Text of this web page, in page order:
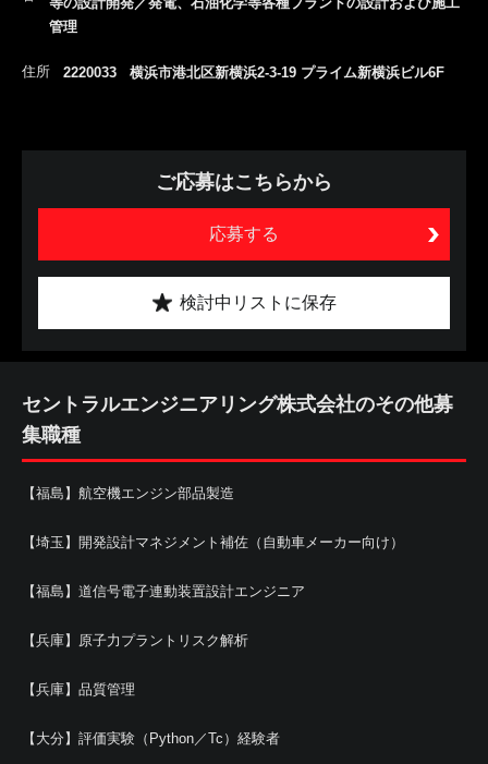
管理
住所 2220033 横浜市港北区新横浜2-3-19 プライム新横浜ビル6F
ご応募はこちらから
応募する
検討中リストに保存
セントラルエンジニアリング株式会社のその他募
集職種
【福島】航空機エンジン部品製造
【埼玉】開発設計マネジメント補佐（自動車メーカー向け）
【福島】道信号電子連動装置設計エンジニア
【兵庫】原子力プラントリスク解析
【兵庫】品質管理
【大分】評価実験（Python／Tc）経験者